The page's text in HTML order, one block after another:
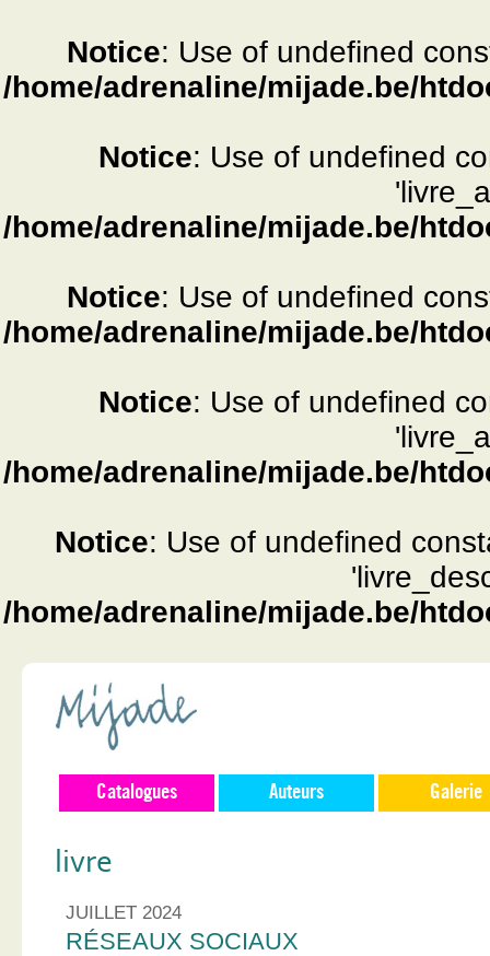
Notice: Use of undefined
/home/adrenaline/mijade.be/
Notice: Use of undefined
/home/adrenaline/mijade.be/
Notice: Use of undefined
/home/adrenaline/mijade.be/
Notice: Use of undefined
/home/adrenaline/mijade.be/
Notice: Use of undefined
/home/adrenaline/mijade.be/
Catalogues Auteurs Galerie
livre
JUILLET 2024
RÉSEAUX SOCIAUX